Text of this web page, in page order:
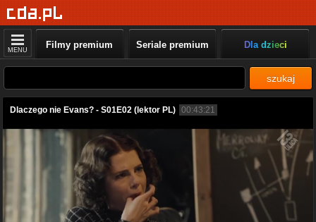
MENU Filmy premium Seriale premium Dla dzieci
szukaj
Dlaczego nie Evans? - S01E02 (lektor PL) 00:43:21